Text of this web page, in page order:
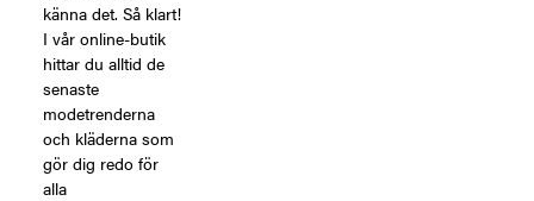
känna det. Så klart!
I vår online-butik
hittar du alltid de
senaste
modetrenderna
och kläderna som
gör dig redo för
alla